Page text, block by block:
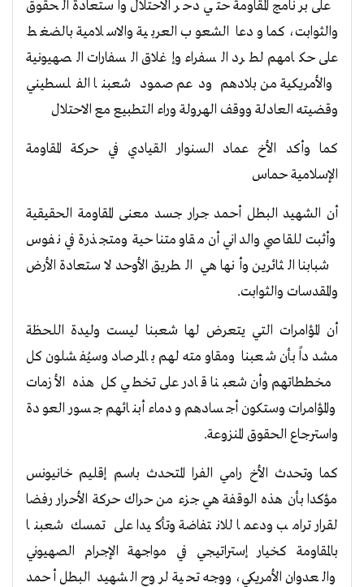
على برنامج المقاومة حتي دحر الاحتلال واستعادة الحقوق
والثوابت، كما ودعا الشعوب العربية والاسلامية بالضغط
على حكامهم لطرد السفراء وإغلاق السفارات الصهيونية
والأمريكية من بلادهم ودعم صمود شعبنا الفلسطيني
وقضيته العادلة ووقف الهرولة وراء التطبيع مع الاحتلال
كما وأكد الأخ عماد السنوار القيادي في حركة المقاومة
الإسلامية حماس
أن الشهيد البطل أحمد جرار جسد معنى المقاومة الحقيقية
وأثبت للقاصي والداني أن مقاومتنا حية ومتجذرة في نفوس
شبابنا الثائرين وأنها هي الطريق الأوحد لاستعادة الأرض
والمقدسات والثوابت.
أن المؤامرات التي يتعرض لها شعبنا ليست وليدة اللحظة
مشدداً بأن شعبنا ومقاومته لهم بالمرصاد وسيُفشلون كل
مخططاتهم وأن شعبنا قادر على تخطي كل هذه الأزمات
والمؤامرات وستكون أجسادهم ودماء أبنائهم جسور العودة
واسترجاع الحقوق المنزوعة.
كما وتحدث الأخ رامي الفرا المتحدث باسم إقليم خانيونس
مؤكدا بأن هذه الوقفة هي جزء من حراك حركة الأحرار رفضا
لقرار ترامب ودعما للانتفاضة وتأكيدا على تمسك شعبنا
بالمقاومة كخيار إستراتيجي في مواجهة الإجرام الصهيوني
والعدوان الأمريكي، ووجه تحية لروح الشهيد البطل أحمد